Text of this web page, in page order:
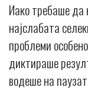
Иако требаше да
најслабата
проблеми
диктираше
водеше на